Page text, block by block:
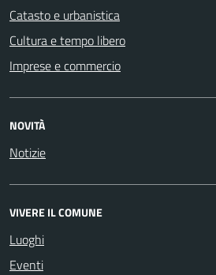
Catasto e urbanistica
Cultura e tempo libero
Imprese e commercio
NOVITÀ
Notizie
VIVERE IL COMUNE
Luoghi
Eventi